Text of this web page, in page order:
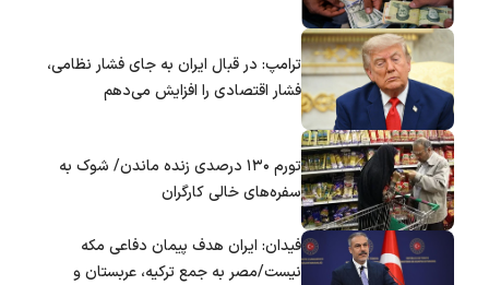
ترامپ: در قبال ایران به جای فشار نظامی،
فشار اقتصادی را افزایش می‌دهم
تورم ۱۳۰ درصدی زنده ماندن/ شوک به
سفره‌های خالی کارگران
فیدان: ایران هدف پیمان دفاعی مکه
نیست/مصر به جمع ترکیه، عربستان و